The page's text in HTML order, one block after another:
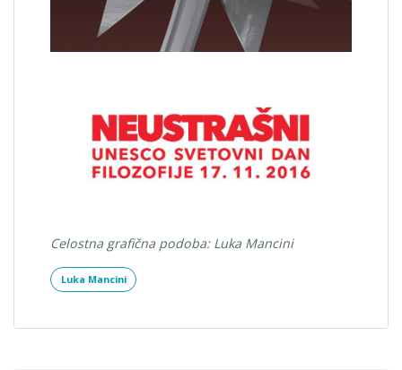
Celostna grafična podoba: Luka Mancini
Luka Mancini